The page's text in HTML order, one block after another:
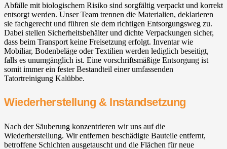
Abfälle mit biologischem Risiko sind sorgfältig verpackt und korrekt
entsorgt werden. Unser Team trennen die Materialien, deklarieren
sie fachgerecht und führen sie dem richtigen Entsorgungsweg zu.
Dabei stellen Sicherheitsbehälter und dichte Verpackungen sicher,
dass beim Transport keine Freisetzung erfolgt. Inventar wie
Mobiliar, Bodenbeläge oder Textilien werden lediglich beseitigt,
falls es unumgänglich ist. Eine vorschriftsmäßige Entsorgung ist
somit immer ein fester Bestandteil einer umfassenden
Tatortreinigung Kalübbe.
Wiederherstellung & Instandsetzung
Nach der Säuberung konzentrieren wir uns auf die
Wiederherstellung. Wir entfernen beschädigte Bauteile entfernt,
betroffene Schichten ausgetauscht und die Flächen für neue